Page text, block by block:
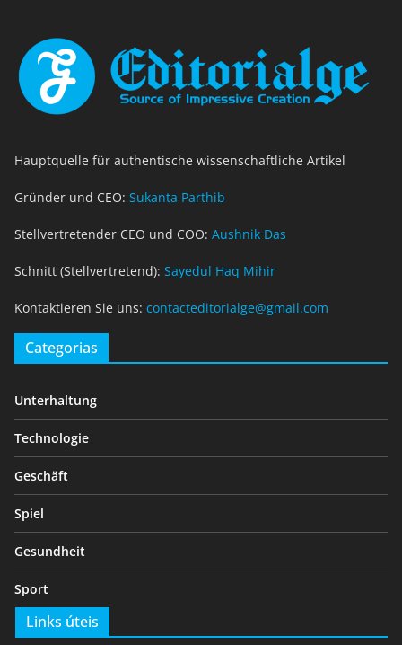
Hauptquelle für authentische wissenschaftliche Artikel
Gründer und CEO: Sukanta Parthib
Stellvertretender CEO und COO: Aushnik Das
Schnitt (Stellvertretend): Sayedul Haq Mihir
Kontaktieren Sie uns: contacteditorialge@gmail.com
Categorias
Unterhaltung
Technologie
Geschäft
Spiel
Gesundheit
Sport
Links úteis